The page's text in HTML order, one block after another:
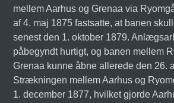
mellem Aarhus og Grenaa via
af 4. maj 1875 fastsatte, at banen
senest den 1. oktober 1879.
påbegyndt hurtigt, og banen mellem
Grenaa kunne åbne allerede den 26.
Strækningen mellem Aarhus og
1. december 1877, hvilket gjorde